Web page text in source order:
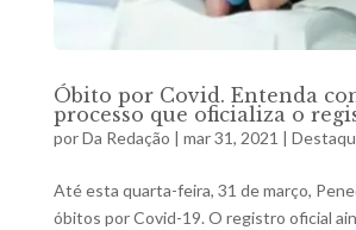
Óbito por Covid. Entenda
processo que oficializa o
porDa Redação | mar 31, 2021 |
Até esta quarta-feira, 31 de março,
óbitos por Covid-19. O registro oficial